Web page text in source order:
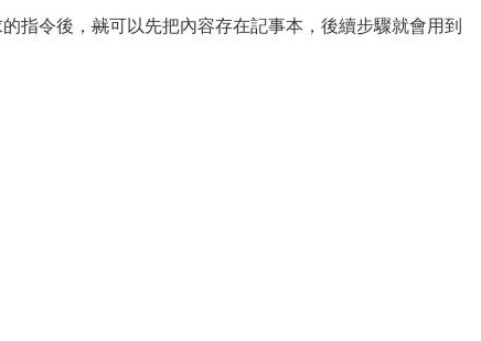
指令後， 就可以先把內容存在記事本，後續步驟就會用到